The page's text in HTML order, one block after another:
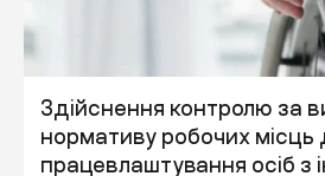
Здійснення контролю за
нормативу робочих місць
працевлаштування осіб з